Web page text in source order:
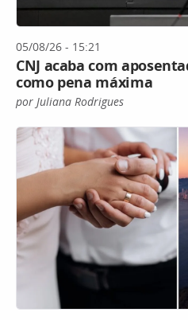
05/08/26 - 15:21
CNJ acaba com
como pena máxima
por Juliana Rodrigues